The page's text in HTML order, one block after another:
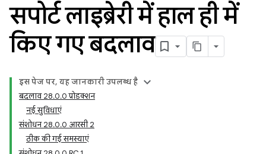
सपोर्ट लाइब्रेरी में हाल ही में
किए गए बदलाव
इस पेज पर, यह जानकारी उपलब्ध है
बदलाव 28.0.0 प्रोडक्शन
नई सुविधाएं
संशोधन 28.0.0 आरसी 2
ठीक की गई समस्याएं